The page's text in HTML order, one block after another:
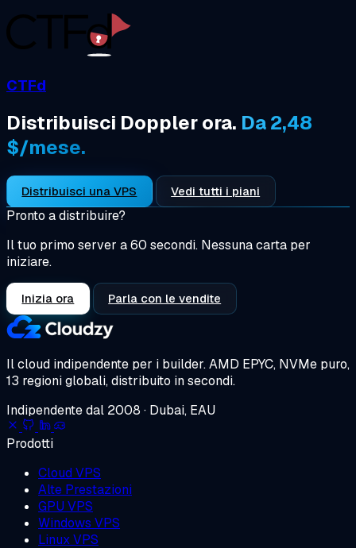
CTFd
Distribuisci Doppler ora. Da 2,48
$/mese.
Distribuisci una VPS Vedi tutti i piani
Pronto a distribuire?
Il tuo primo server a 60 secondi. Nessuna carta per
iniziare.
Inizia ora Parla con le vendite
Il cloud indipendente per i builder.AMD EPYC, NVMe puro,
13 regioni globali, distribuito in secondi.
Indipendente dal 2008 · Dubai, EAU
Prodotti
Cloud VPS
Alte Prestazioni
GPU VPS
Windows VPS
Linux VPS